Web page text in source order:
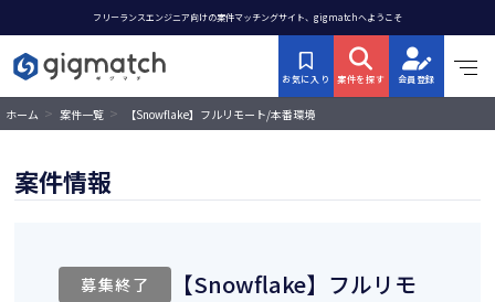
フリーランスエンジニア向けの案件マッチングサイト、gigmatchへようこそ
お気に入り 案件を探す 会員登録
ホーム > 案件一覧 >
【Snowflake】フルリモート/本番環境
案件情報
募集終了
【Snowflake】フルリモ